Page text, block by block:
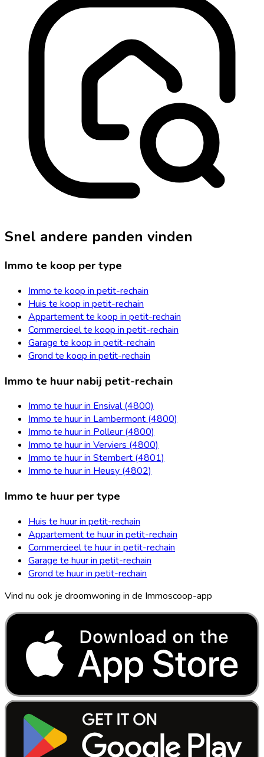
Snel andere panden vinden
Immo te koop per type
Immo te koop in petit-rechain
Huis te koop in petit-rechain
Appartement te koop in petit-rechain
Commercieel te koop in petit-rechain
Garage te koop in petit-rechain
Grond te koop in petit-rechain
Immo te huur nabij petit-rechain
Immo te huur in Ensival (4800)
Immo te huur in Lambermont (4800)
Immo te huur in Polleur (4800)
Immo te huur in Verviers (4800)
Immo te huur in Stembert (4801)
Immo te huur in Heusy (4802)
Immo te huur per type
Huis te huur in petit-rechain
Appartement te huur in petit-rechain
Commercieel te huur in petit-rechain
Garage te huur in petit-rechain
Grond te huur in petit-rechain
Vind nu ook je droomwoning in de Immoscoop-app